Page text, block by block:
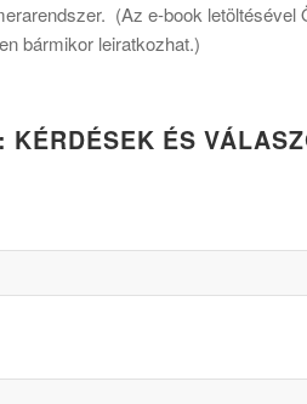
(Az e-book
bármikor leiratkozhat.)
KÉRDÉSEK ÉS